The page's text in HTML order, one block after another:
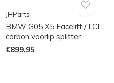
JHParts
BMW G05 X5 Facelift / LCI
carbon voorlip splitter
€899,95